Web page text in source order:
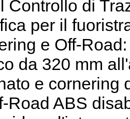
Controllo di
per il
e Off-
da 320 mm
e cornering
Road ABS